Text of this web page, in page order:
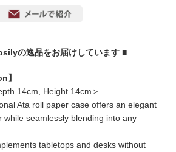
の逸品をお届けしています ■
】
14cm, Height 14cm＞
Ata roll paper case offers an elegant
while seamlessly blending into any
tabletops and desks without